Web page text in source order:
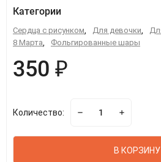
Категории
Сердца с рисунком, Для девочки,
8 Марта, Фольгированные шары
350 ₽
Количество:
В КОРЗИНУ